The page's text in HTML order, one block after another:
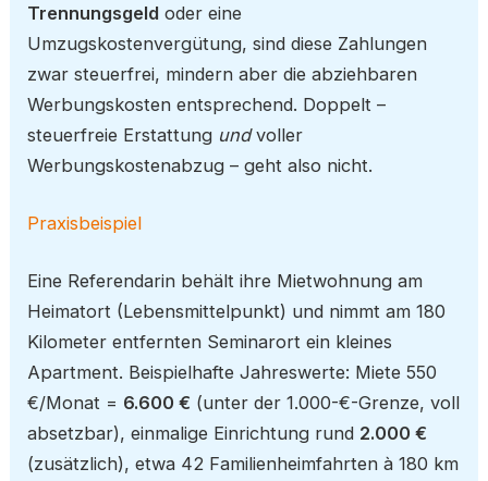
Trennungsgeld oder eine
Umzugskostenvergütung, sind diese Zahlungen
zwar steuerfrei, mindern aber die abziehbaren
Werbungskosten entsprechend. Doppelt –
steuerfreie Erstattung undvoller
Werbungskostenabzug – geht also nicht.
Praxisbeispiel
Eine Referendarin behält ihre Mietwohnung am
Heimatort (Lebensmittelpunkt) und nimmt am 180
Kilometer entfernten Seminarort ein kleines
Apartment. Beispielhafte Jahreswerte: Miete 550
€/Monat = 6.600 € (unter der 1.000-€-Grenze, voll
absetzbar), einmalige Einrichtung rund 2.000 €
(zusätzlich), etwa 42 Familienheimfahrten à 180 km